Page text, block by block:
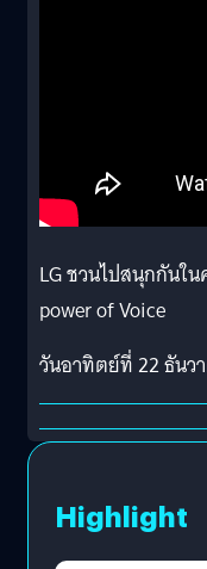
LG ชวนไปสนุกกันใน
power of Voice
วันอาทิตย์ที่ 22 ธันว
Highlight